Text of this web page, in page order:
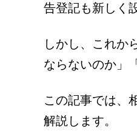
告登記も新しく
しかし、これか
ならないのか」
この記事では、
解説します。